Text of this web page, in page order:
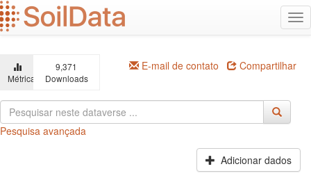
Ir
para
o
principal
Métricas
9,371
Downloads
E-mail de contato Compartilhar
Pesquisa avançada
Adicionar dados